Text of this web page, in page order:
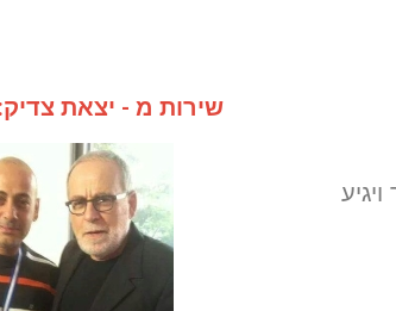
שירות מ - יצאת צדיק: